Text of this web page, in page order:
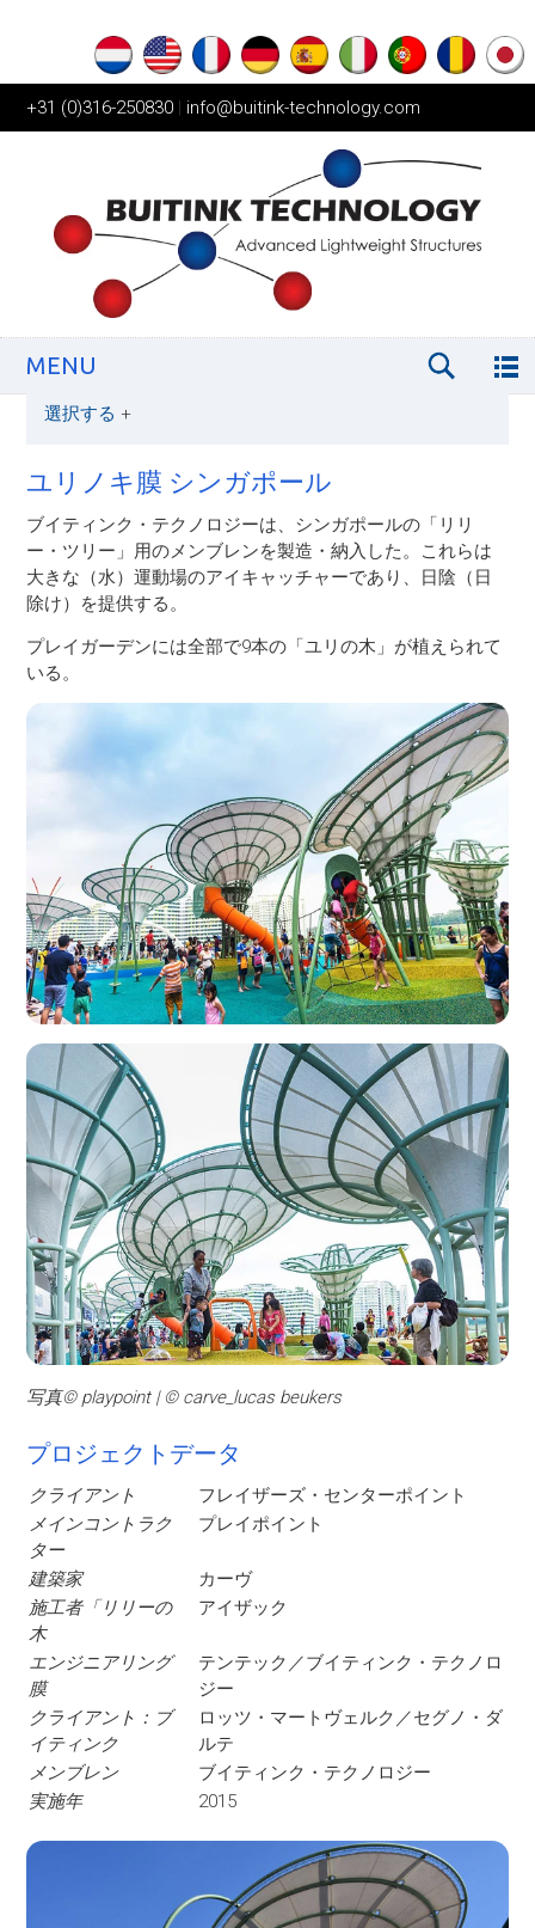
+31 (0)316-250830 | info@buitink-technology.com
MENU
選択する +
ユリノキ膜 シンガポール
ブイティンク・テクノロジーは、シンガポールの「リリ
ー・ツリー」用のメンブレンを製造・納入した。これらは
大きな（水）運動場のアイキャッチャーであり、日陰（日
除け）を提供する。
プレイガーデンには全部で9本の「ユリの木」が植えられて
いる。
写真© playpoint | © carve_lucas beukers
プロジェクトデータ
クライアント
フレイザーズ・センターポイント
メインコントラク
ター
プレイポイント
建築家
カーヴ
施工者「リリーの
木
アイザック
エンジニアリング
膜
テンテック／ブイティンク・テクノロ
ジー
クライアント：ブ
イティンク
ロッツ・マートヴェルク／セグノ・ダ
ルテ
メンブレン
ブイティンク・テクノロジー
実施年
2015